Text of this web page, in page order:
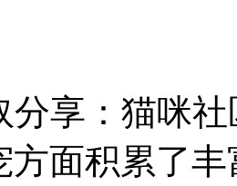
分享：猫咪
方面积累了